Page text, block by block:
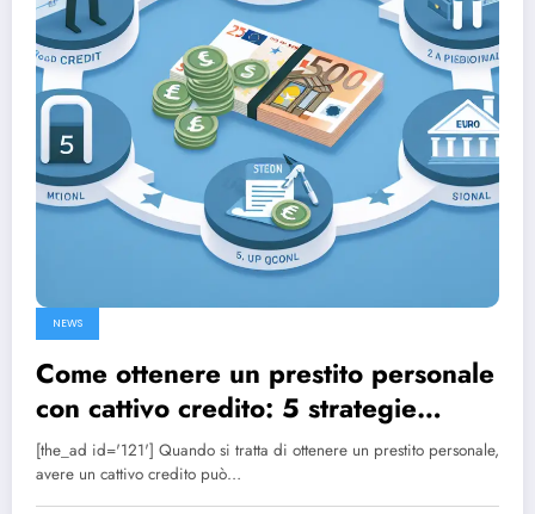
NEWS
Come ottenere un prestito personale
con cattivo credito: 5 strategie
efficaci
[the_ad id='121'] Quando si tratta di ottenere un prestito personale,
avere un cattivo credito può…